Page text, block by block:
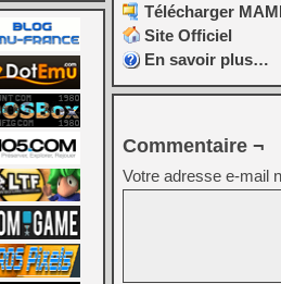
Télécharger
Site Officiel
En savoir plus…
Commentaire ¬
Votre adresse e-mail